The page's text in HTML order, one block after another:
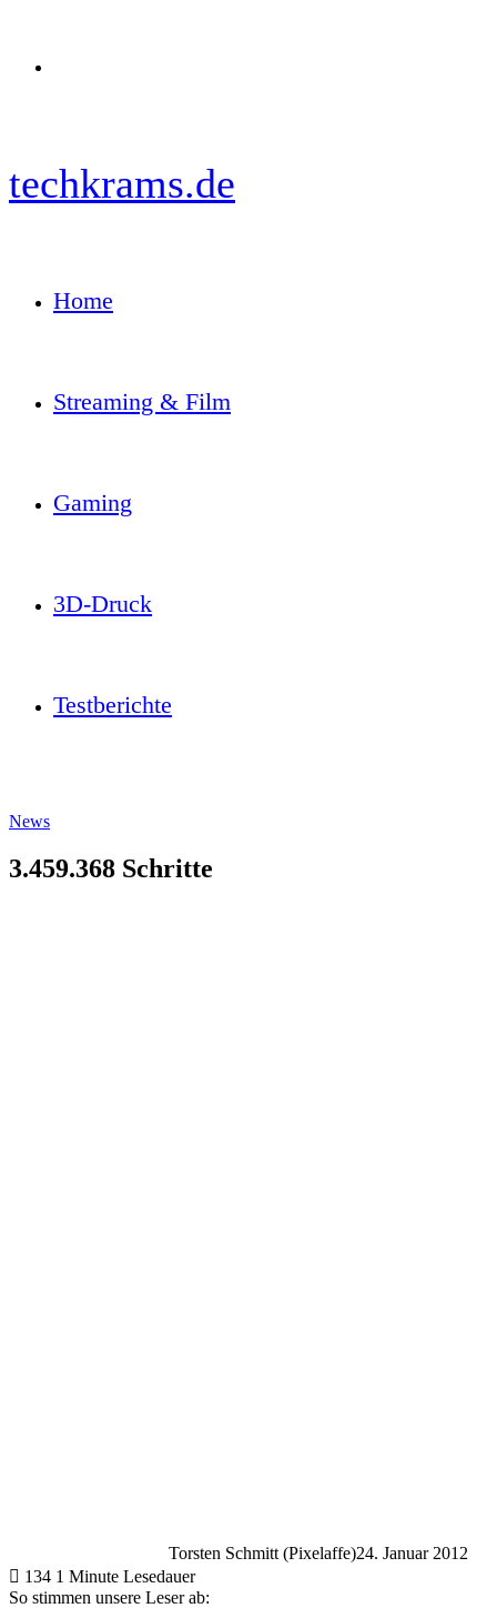
techkrams.de
Home
Streaming & Film
Gaming
3D-Druck
Testberichte
News
3.459.368 Schritte
Torsten Schmitt (Pixelaffe)24. Januar 2012
134 1 Minute Lesedauer
So stimmen unsere Leser ab: